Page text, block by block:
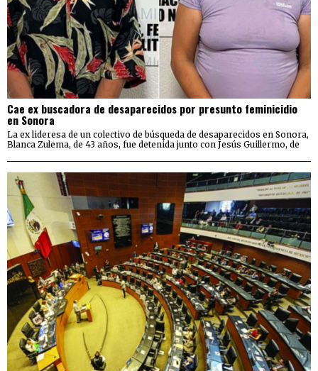
Cae ex buscadora de desaparecidos por presunto feminicidio
en Sonora
La ex lideresa de un colectivo de búsqueda de desaparecidos en Sonora,
Blanca Zulema, de 43 años, fue detenida junto con Jesús Guillermo, de